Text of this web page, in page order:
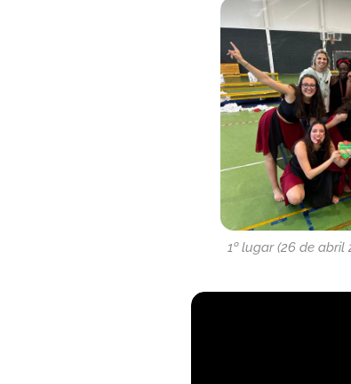
1º lugar (26 de abril